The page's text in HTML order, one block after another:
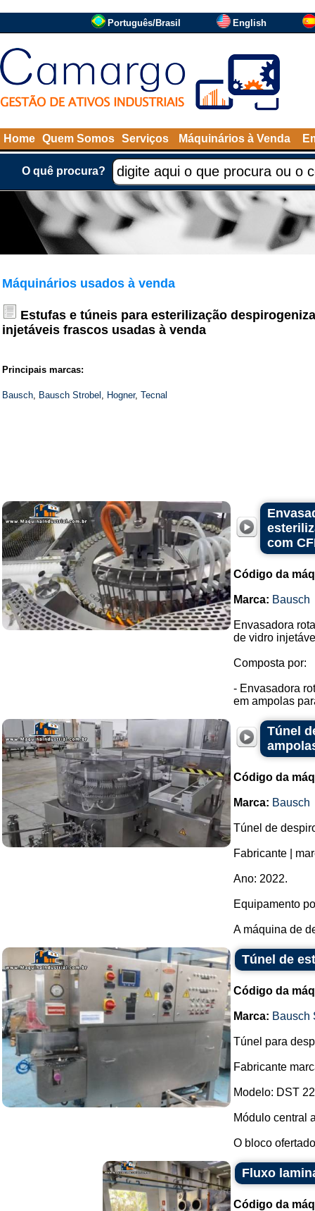
Português/Brasil English
Home Quem Somos Serviços Máquinários à Venda
O quê procura?
Máquinários usados à venda
Estufas e túneis para esterilização
injetáveis frascos usadas à venda
Principais marcas:
Bausch, Bausch Strobel , Hogner, Tecnal
com
Código da
Marca: Bausch
Envasadora
de vidro
Composta por:
- Envasadora
em ampolas
Túnel
Código da
Marca: Bausch
Túnel de
Fabricante |
Ano: 2022.
Equipamento
A máquina de
Túnel de
Código da
Marca: Bausch
Túnel para
Fabricante
Modelo: DST
Módulo central
O bloco
Fluxo
Código da